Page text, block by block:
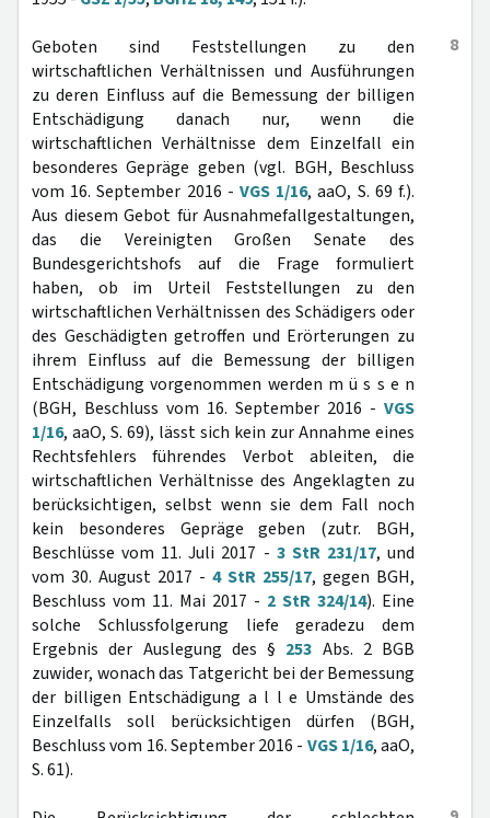
8
Geboten sind Feststellungen zu den
wirtschaftlichen Verhältnissen und Ausführungen
zu deren Einfluss auf die Bemessung der billigen
Entschädigung danach nur, wenn die
wirtschaftlichen Verhältnisse dem Einzelfall ein
besonderes Gepräge geben (vgl. BGH, Beschluss
vom 16. September 2016 - VGS 1/16, aaO, S. 69 f.).
Aus diesem Gebot für Ausnahmefallgestaltungen,
das die Vereinigten Großen Senate des
Bundesgerichtshofs auf die Frage formuliert
haben, ob im Urteil Feststellungen zu den
wirtschaftlichen Verhältnissen des Schädigers oder
des Geschädigten getroffen und Erörterungen zu
ihrem Einfluss auf die Bemessung der billigen
Entschädigung vorgenommen werden m ü s s e n
(BGH, Beschluss vom 16. September 2016 - VGS
1/16, aaO, S. 69), lässt sich kein zur Annahme eines
Rechtsfehlers führendes Verbot ableiten, die
wirtschaftlichen Verhältnisse des Angeklagten zu
berücksichtigen, selbst wenn sie dem Fall noch
kein besonderes Gepräge geben (zutr. BGH,
Beschlüsse vom 11. Juli 2017 - 3 StR 231/17, und
vom 30. August 2017 - 4 StR 255/17, gegen BGH,
Beschluss vom 11. Mai 2017 - 2 StR 324/14). Eine
solche Schlussfolgerung liefe geradezu dem
Ergebnis der Auslegung des § 253 Abs. 2 BGB
zuwider, wonach das Tatgericht bei der Bemessung
der billigen Entschädigung a l l e Umstände des
Einzelfalls soll berücksichtigen dürfen (BGH,
Beschluss vom 16. September 2016 - VGS 1/16, aaO,
S. 61).